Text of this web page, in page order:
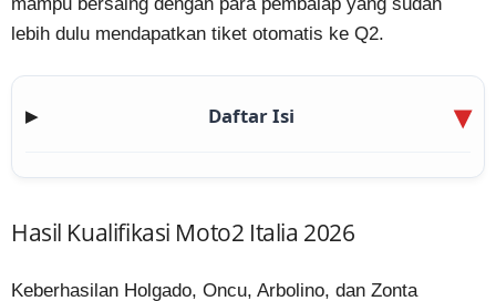
lebih dulu mendapatkan tiket otomatis ke Q2.
▶ Daftar Isi
Hasil Kualifikasi Moto2 Italia 2026
Keberhasilan Holgado, Oncu, Arbolino, dan Zonta